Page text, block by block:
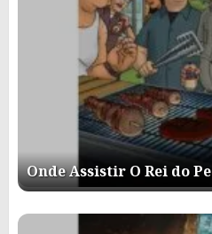
Onde Assistir O Rei do